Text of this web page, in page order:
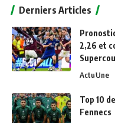
Derniers Articles
2,26 et
ActuUne
Top 10
Fennecs